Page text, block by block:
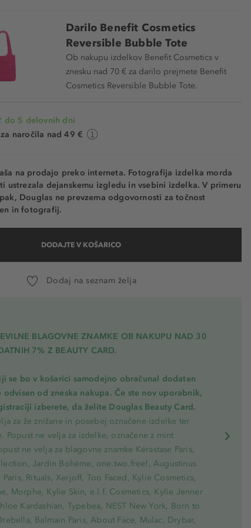
Darilo Benefit Cosmetics
Reversible Bubble Tote
Ob nakupu izdelkov Benefit Cosmetics v
znesku nad 70 € za darilo prejmete Benefit
Cosmetics Reversible Bubble Tote.
do 5 delovnih dni
naročila nad 49 €
na prodajo preko interneta. Fotografija izdelka morda
ustrezala dejanskemu izgledu in vsebini izdelka. V primeru
Douglas ne prevzema odgovornosti za točnost
in fotografij.
DODAJTE V KOŠARICO
Dodaj na seznam želja
BLAGOVNE ZNAMKE OB NAKUPU NAD 30
7% Z BEAUTY CARD.
se bo v košarici samodejno obračunal dodaten
odvisen od zneska nakupa. Če ste nov uporabnik,
izberete, da želite Douglas Beauty Card.
za že znižane in posebej označene izdelke ter
Popust ne velja za izdelke, označene z mint
ne velja za blagovne znamke Kérastase Paris,
Jardin Bohème, one.two.free!, Augustinus
Paris, Rituals, Xerjoff, Too Faced, Kylie Cosmetics,
Morphe, Kylie Skin, e.l.f. Cosmetics, Kylie Jenner
Kardashian, Typebea, NEST New York, Born to
Balmain Paris, About Face, Mulac, Drybar,